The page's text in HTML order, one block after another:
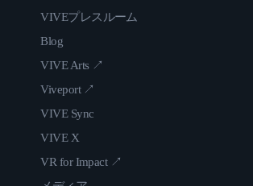
VIVEプレスルーム
Blog
VIVE Arts ↗
Viveport ↗
VIVE Sync
VIVE X
VR for Impact ↗